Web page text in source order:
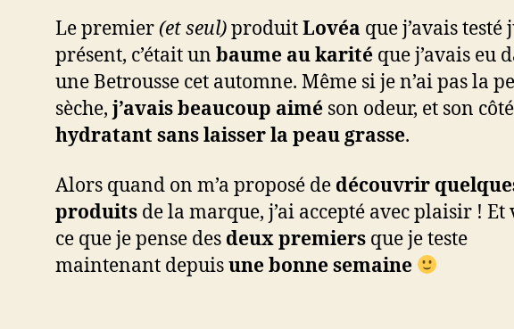
Le premier (et seul)produitLovéa que j’avais testé
présent, c’était un baume au karité que j’avais eu
une Betrousse cet automne. Même si je n’ai pas la
sèche, j’avais beaucoup aimé son odeur, et son côté
hydratant sans laisser la peau grasse.
Alors quand on m’a proposé de découvrir
produits de la marque, j’ai accepté avec plaisir ! Et
ce que je pense des deux premiers que je teste
maintenant depuisune bonne semaine